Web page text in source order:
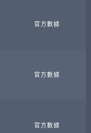
官方數據
官方數據
官方數據